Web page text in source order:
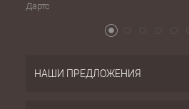
Дартс
НАШИ ПРЕДЛОЖЕНИЯ